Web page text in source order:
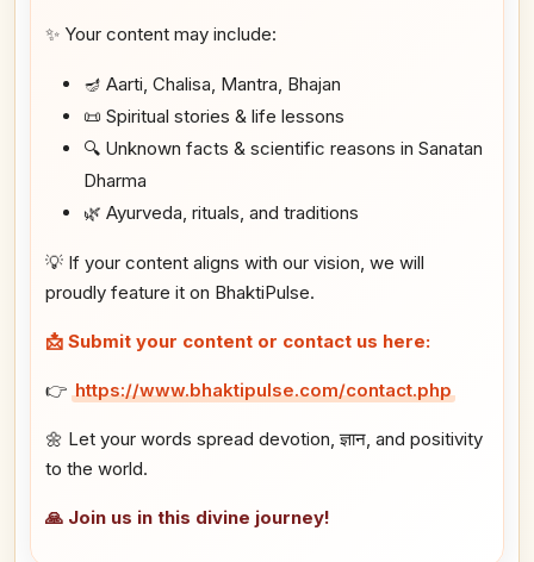
✨ Your content may include:
🪔 Aarti, Chalisa, Mantra, Bhajan
📜 Spiritual stories & life lessons
🔍 Unknown facts & scientific reasons in Sanatan
Dharma
🌿 Ayurveda, rituals, and traditions
💡 If your content aligns with our vision, we will
proudly feature it on BhaktiPulse.
📩 Submit your content or contact us here:
👉 https://www.bhaktipulse.com/contact.php
🌼 Let your words spread devotion, ज्ञान, and positivity
to the world.
🙏 Join us in this divine journey!